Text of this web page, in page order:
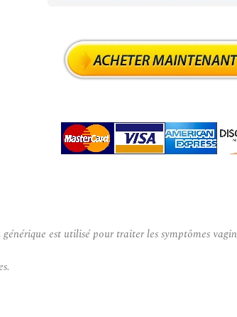
est utilisé pour traiter les symptômes